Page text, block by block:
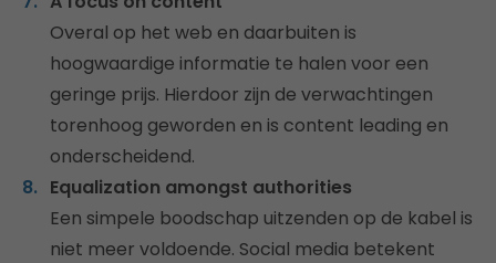
Overal op het web en daarbuiten is
hoogwaardige informatie te halen voor een
geringe prijs. Hierdoor zijn de verwachtingen
torenhoog geworden en is content leading en
onderscheidend.
Equalization amongst authorities
Een simpele boodschap uitzenden op de kabel is
niet meer voldoende. Social media betekent